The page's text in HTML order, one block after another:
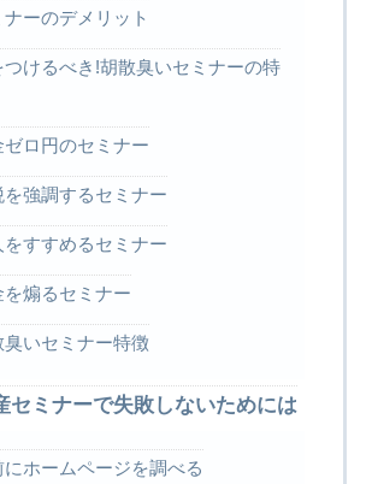
ナーのデメリット
つけるべき!胡散臭いセミナーの特
ゼロ円のセミナー
を強調するセミナー
をすすめるセミナー
を煽るセミナー
臭いセミナー特徴
セミナーで失敗しないためには
にホームページを調べる